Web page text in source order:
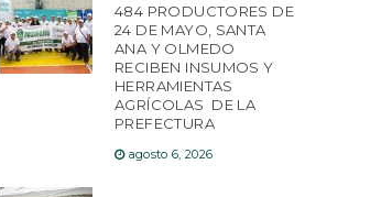
484 PRODUCTORES DE
24 DE MAYO, SANTA
ANA Y OLMEDO
RECIBEN INSUMOS Y
HERRAMIENTAS
AGRÍCOLAS DE LA
PREFECTURA
agosto 6, 2026